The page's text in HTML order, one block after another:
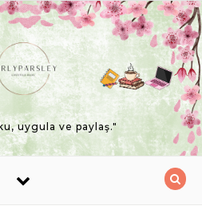
uygula ve paylaş."